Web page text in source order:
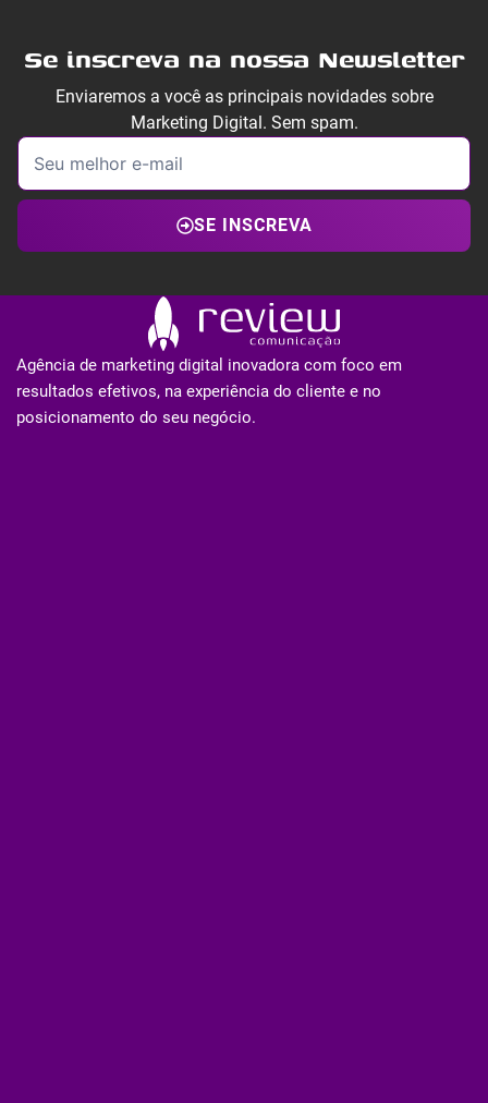
Se inscreva na nossa Newsletter
Enviaremos a você as principais novidades sobre
Marketing Digital. Sem spam.
SE INSCREVA
Agência de marketing digital inovadora com foco em
resultados efetivos, na experiência do cliente e no
posicionamento do seu negócio.